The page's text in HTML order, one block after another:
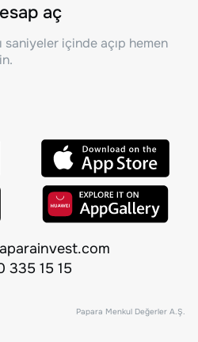
aç
saniyeler içinde açıp hemen
335 15 15
Papara Menkul Değerler A.Ş.